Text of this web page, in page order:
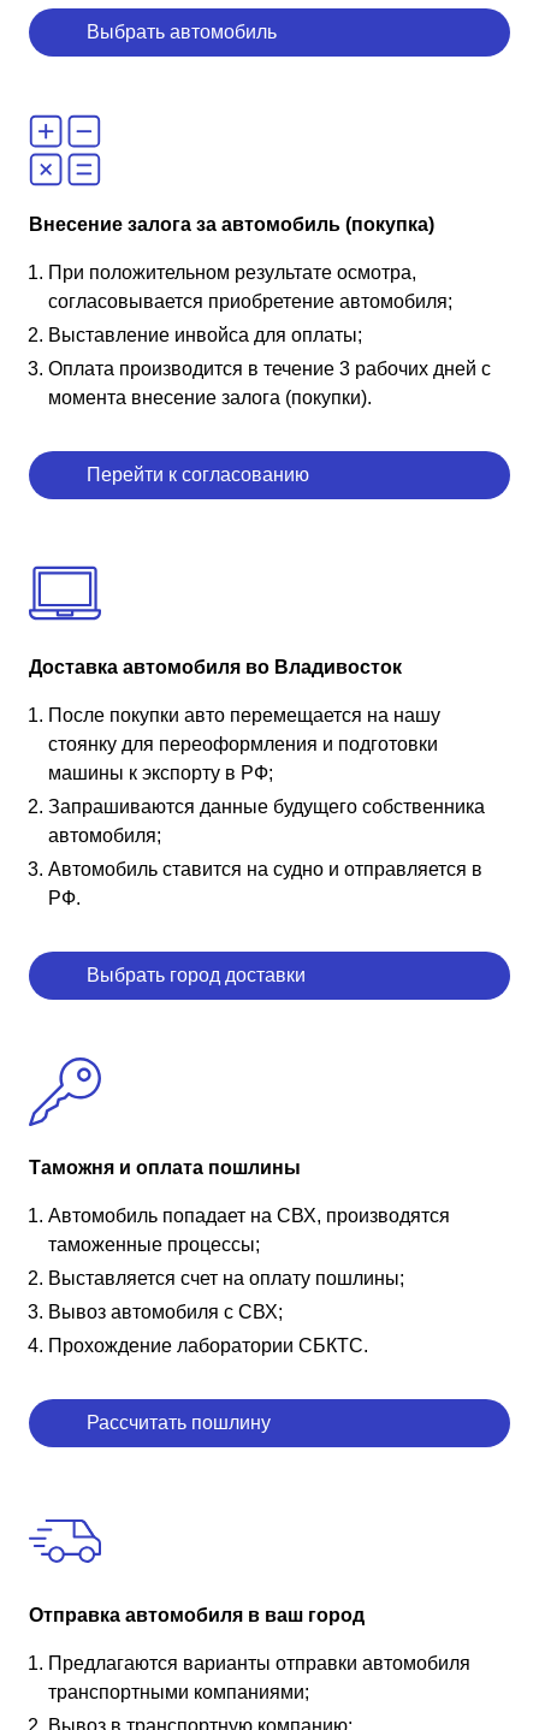
Выбрать автомобиль
Внесение залога за автомобиль (покупка)
При положительном результате осмотра,
согласовывается приобретение автомобиля;
Выставление инвойса для оплаты;
Оплата производится в течение 3 рабочих дней с
момента внесение залога (покупки).
Перейти к согласованию
Доставка автомобиля во Владивосток
После покупки авто перемещается на нашу
стоянку для переоформления и подготовки
машины к экспорту в РФ;
Запрашиваются данные будущего собственника
автомобиля;
Автомобиль ставится на судно и отправляется в
РФ.
Выбрать город доставки
Таможня и оплата пошлины
Автомобиль попадает на СВХ, производятся
таможенные процессы;
Выставляется счет на оплату пошлины;
Вывоз автомобиля с СВХ;
Прохождение лаборатории СБКТС.
Рассчитать пошлину
Отправка автомобиля в ваш город
Предлагаются варианты отправки автомобиля
транспортными компаниями;
Вывоз в транспортную компанию;